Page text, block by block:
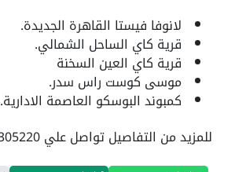
لانوفا فيستا القاهرة الجديدة.
قرية كاي الساحل الشمالي.
قرية كاي العين السخنة
موسى كوست راس سدر.
كمبوند البوسكو العاصمة الادارية.
للمزيد من التفاصيل تواصل علي 01040305220